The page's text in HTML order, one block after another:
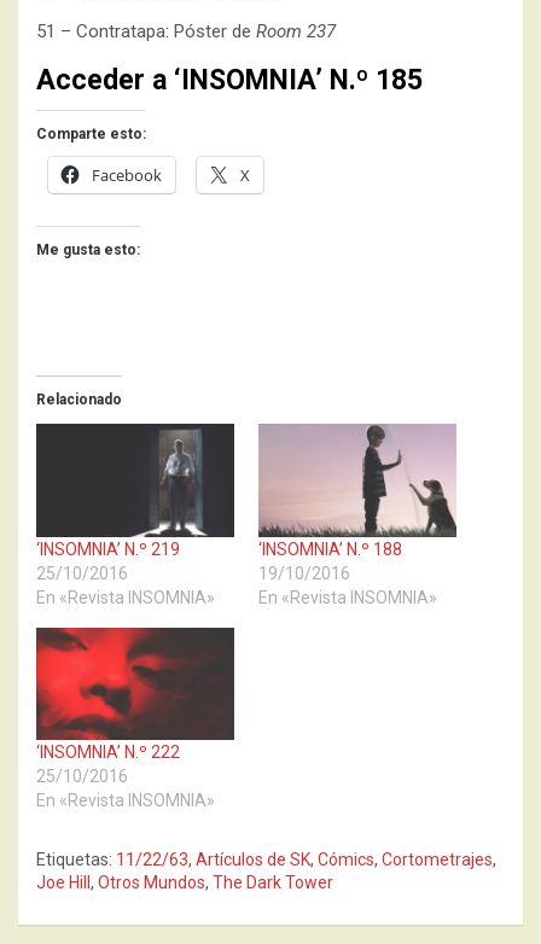
51 – Contratapa: Póster de Room 237
Acceder a ‘INSOMNIA’ N.º 185
Comparte esto:
Facebook X
Me gusta esto:
Relacionado
‘INSOMNIA’ N.º 219
25/10/2016
En «Revista INSOMNIA»
‘INSOMNIA’ N.º 188
19/10/2016
En «Revista INSOMNIA»
‘INSOMNIA’ N.º 222
25/10/2016
En «Revista INSOMNIA»
Etiquetas: 11/22/63, Artículos de SK, Cómics, Cortometrajes,
Joe Hill , Otros Mundos, The Dark Tower